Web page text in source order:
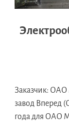
Заказчик:
завод Вперед
года для ОАО